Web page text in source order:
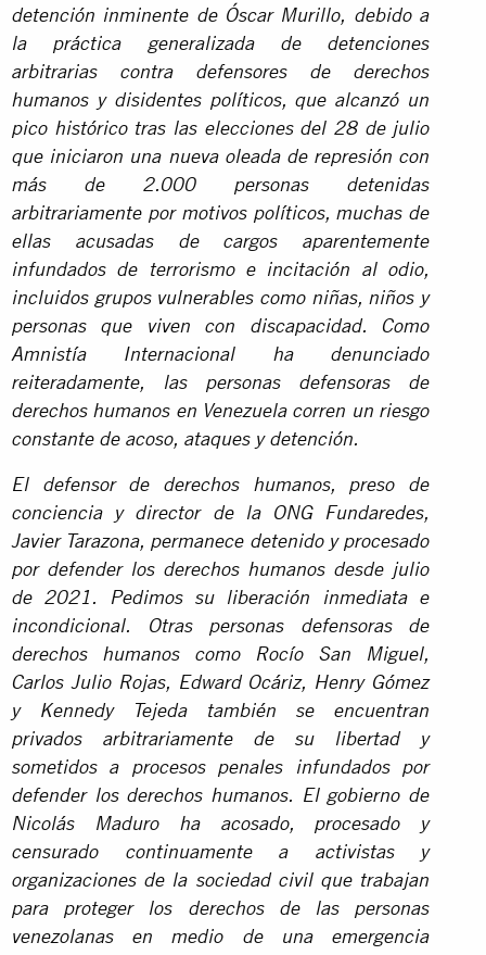
detención inminente de Óscar Murillo, debido a
la práctica generalizada de detenciones
arbitrarias contra defensores de derechos
humanos y disidentes políticos, que alcanzó un
pico histórico tras las elecciones del 28 de julio
que iniciaron una nueva oleada de represión con
más de 2.000 personas detenidas
arbitrariamente por motivos políticos, muchas de
ellas acusadas de cargos aparentemente
infundados de terrorismo e incitación al odio,
incluidos grupos vulnerables como niñas, niños y
personas que viven con discapacidad. Como
Amnistía Internacional ha denunciado
reiteradamente, las personas defensoras de
derechos humanos en Venezuela corren un riesgo
constante de acoso, ataques y detención.
El defensor de derechos humanos, preso de
conciencia y director de la ONG Fundaredes,
Javier Tarazona, permanece detenido y procesado
por defender los derechos humanos desde julio
de 2021. Pedimos su liberación inmediata e
incondicional. Otras personas defensoras de
derechos humanos como Rocío San Miguel,
Carlos Julio Rojas, Edward Ocáriz, Henry Gómez
y Kennedy Tejeda también se encuentran
privados arbitrariamente de su libertad y
sometidos a procesos penales infundados por
defender los derechos humanos. El gobierno de
Nicolás Maduro ha acosado, procesado y
censurado continuamente a activistas y
organizaciones de la sociedad civil que trabajan
para proteger los derechos de las personas
venezolanas en medio de una emergencia